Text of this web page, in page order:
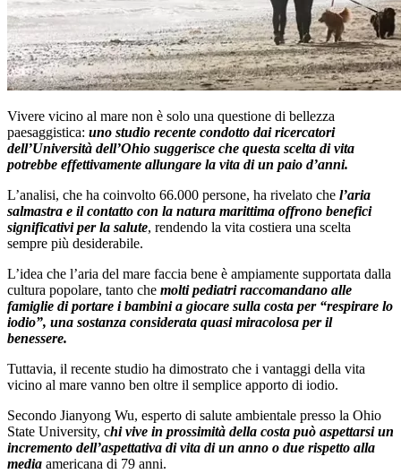
Vivere vicino al mare non è solo una questione di bellezza
paesaggistica: uno studio recente condotto dai ricercatori
dell’Università dell’Ohio suggerisce che questa scelta di vita
potrebbe effettivamente allungare la vita di un paio d’anni.
L’analisi, che ha coinvolto 66.000 persone, ha rivelato che l’aria
salmastra e il contatto con la natura marittima offrono benefici
significativi per la salute, rendendo la vita costiera una scelta
sempre più desiderabile.
L’idea che l’aria del mare faccia bene è ampiamente supportata dalla
cultura popolare, tanto che molti pediatri raccomandano alle
famiglie di portare i bambini a giocare sulla costa per “respirare lo
iodio”, una sostanza considerata quasi miracolosa per il
benessere.
Tuttavia, il recente studio ha dimostrato che i vantaggi della vita
vicino al mare vanno ben oltre il semplice apporto di iodio.
Secondo Jianyong Wu, esperto di salute ambientale presso la Ohio
State University, chi vive in prossimità della costa può aspettarsi un
incremento dell’aspettativa di vita di un anno o due rispetto alla
media americana di 79 anni.